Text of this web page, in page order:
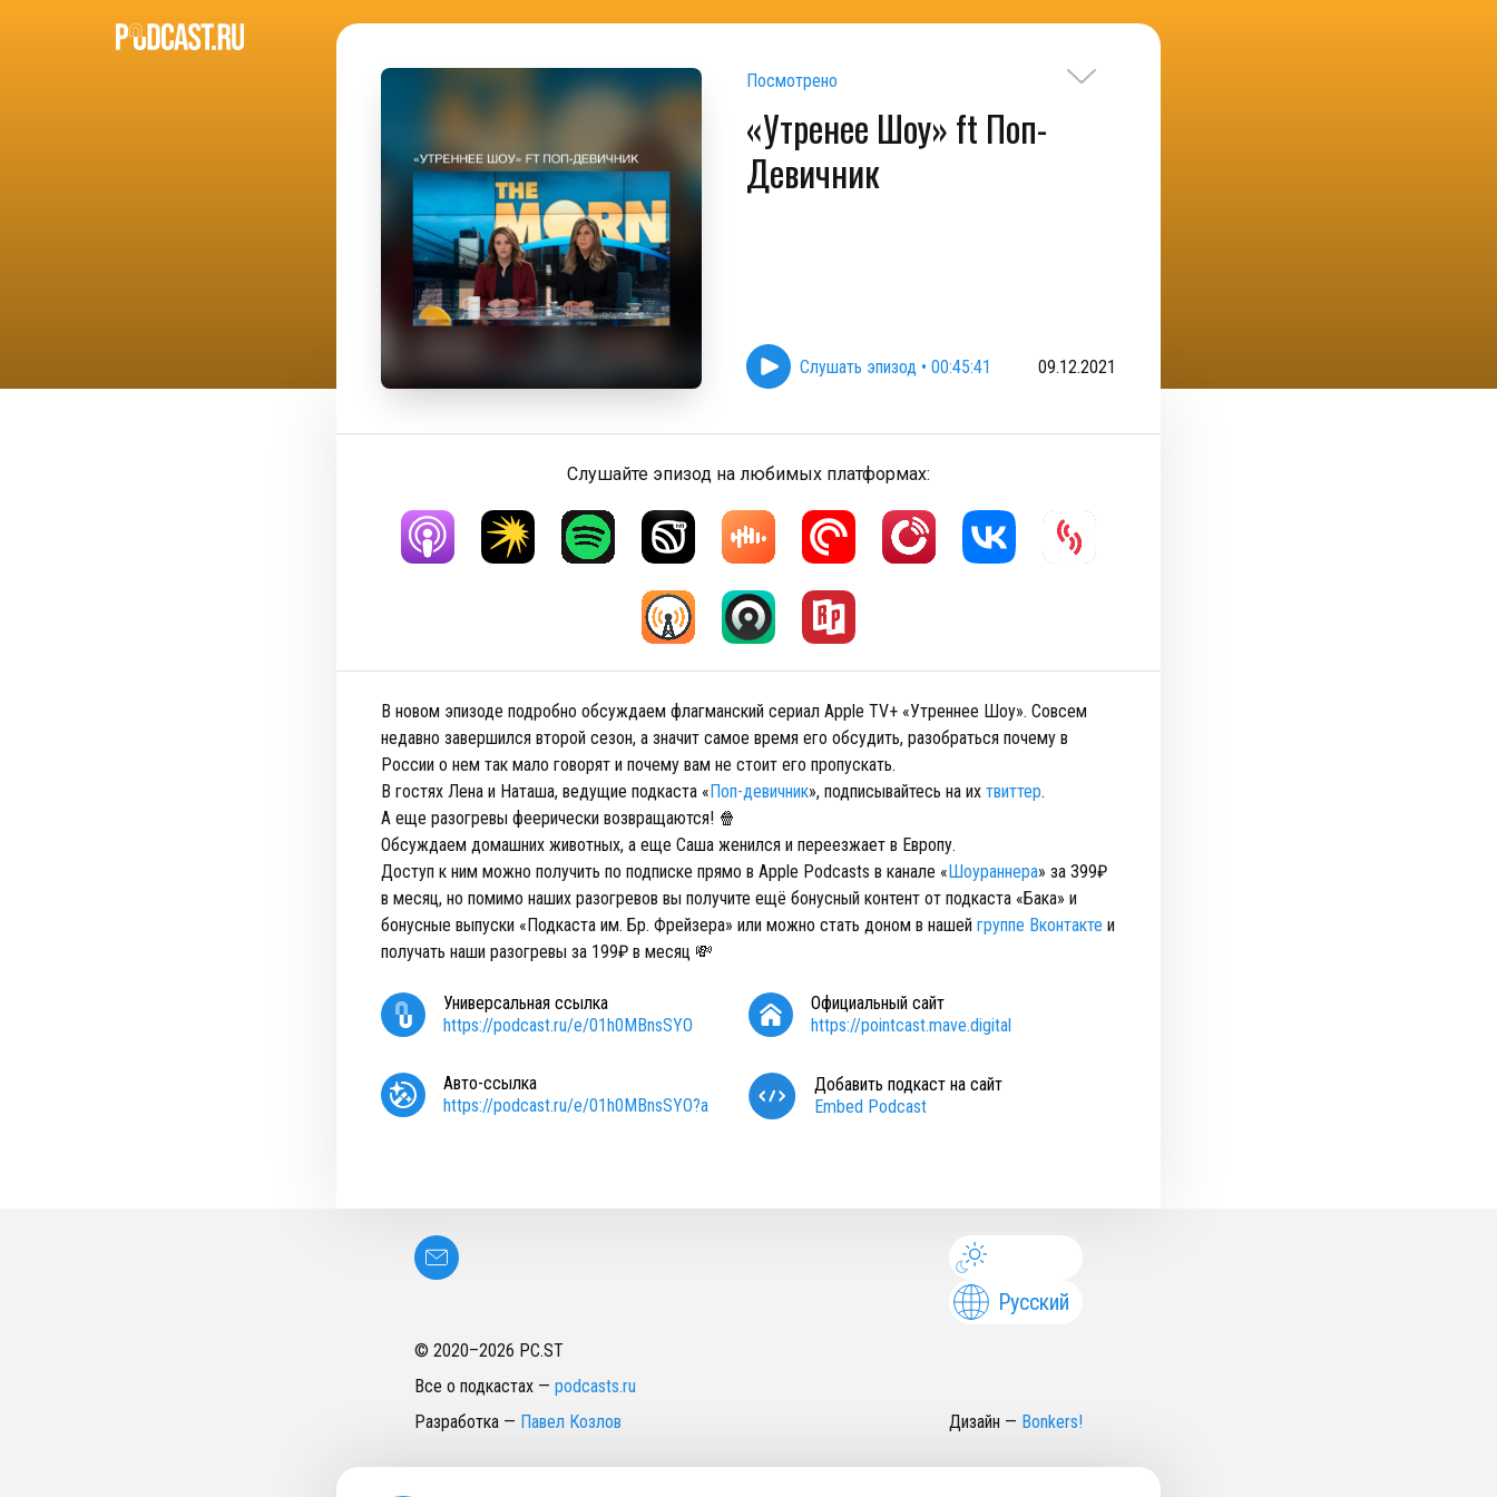
Посмотрено
«Утренее Шоу» ft Поп-
Девичник
Слушать эпизод • 00:45:41 09.12.2021
Слушайте эпизод на любимых платформах:
В новом эпизоде подробно обсуждаем флагманский сериал Apple TV+ «Утреннее Шоу». Совсем
недавно завершился второй сезон, а значит самое время его обсудить, разобраться почему в
России о нем так мало говорят и почему вам не стоит его пропускать.
В гостях Лена и Наташа, ведущие подкаста «Поп-девичник», подписывайтесь на их твиттер.
А еще разогревы феерически возвращаются! 🍿
Обсуждаем домашних животных, а еще Саша женился и переезжает в Европу.
Доступ к ним можно получить по подписке прямо в Apple Podcasts в канале «Шоураннера» за 399₽
в месяц, но помимо наших разогревов вы получите ещё бонусный контент от подкаста «Бака» и
бонусные выпуски «Подкаста им. Бр. Фрейзера» или можно стать доном в нашей группе Вконтакте и
получать наши разогревы за 199₽ в месяц 💸
Универсальная ссылка
https://podcast.ru/e/01h0MBnsSYO
Официальный сайт
https://pointcast.mave.digital
Авто-ссылка
https://podcast.ru/e/01h0MBnsSYO?a
Добавить подкаст на сайт
Embed Podcast
Русский
© 2020–2026 PC.ST
Все о подкастах — podcasts.ru
Разработка — Павел Козлов Дизайн — Bonkers!